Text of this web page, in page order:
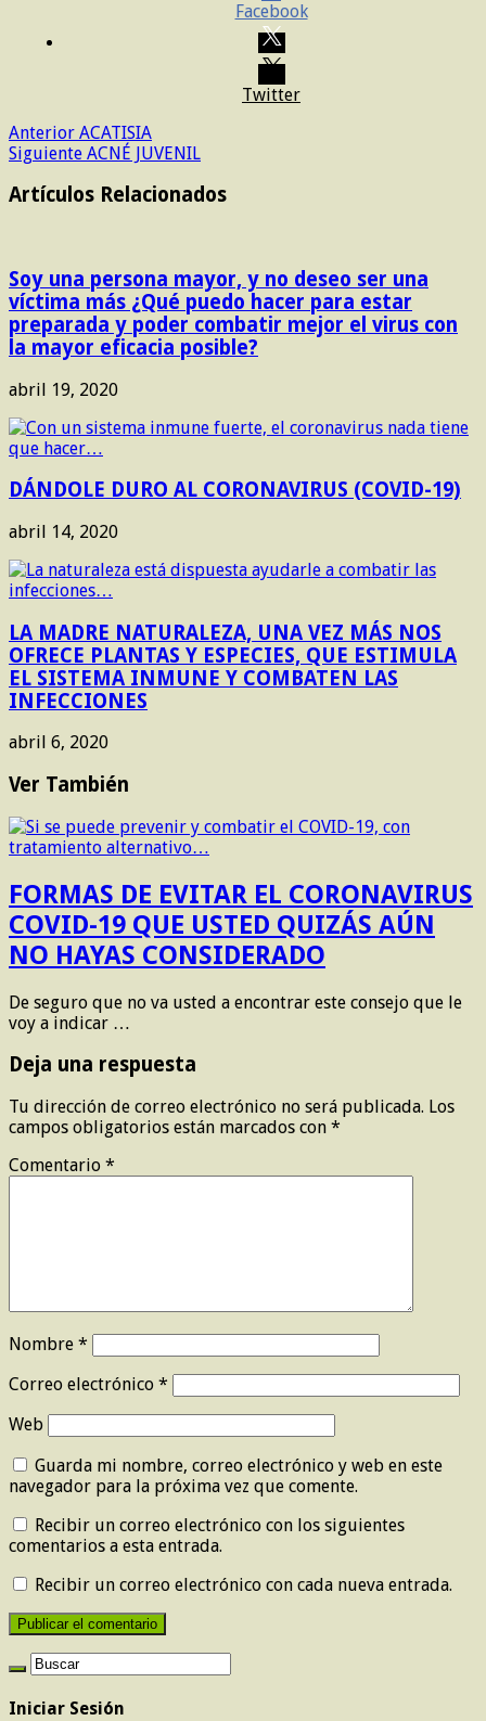
Facebook
Twitter
Anterior ACATISIA
Siguiente ACNÉ JUVENIL
Artículos Relacionados
Soy una persona mayor, y no deseo ser una
víctima más ¿Qué puedo hacer para estar
preparada y poder combatir mejor el virus con
la mayor eficacia posible?
abril 19, 2020
DÁNDOLE DURO AL CORONAVIRUS (COVID-19)
abril 14, 2020
LA MADRE NATURALEZA, UNA VEZ MÁS NOS
OFRECE PLANTAS Y ESPECIES, QUE ESTIMULA
EL SISTEMA INMUNE Y COMBATEN LAS
INFECCIONES
abril 6, 2020
Ver También
FORMAS DE EVITAR EL CORONAVIRUS
COVID-19 QUE USTED QUIZÁS AÚN
NO HAYAS CONSIDERADO
De seguro que no va usted a encontrar este consejo que le
voy a indicar …
Deja una respuesta
Tu dirección de correo electrónico no será publicada. Los
campos obligatorios están marcados con *
Comentario *
Nombre *
Correo electrónico *
Web
Guarda mi nombre, correo electrónico y web en este
navegador para la próxima vez que comente.
Recibir un correo electrónico con los siguientes
comentarios a esta entrada.
Recibir un correo electrónico con cada nueva entrada.
Iniciar Sesión